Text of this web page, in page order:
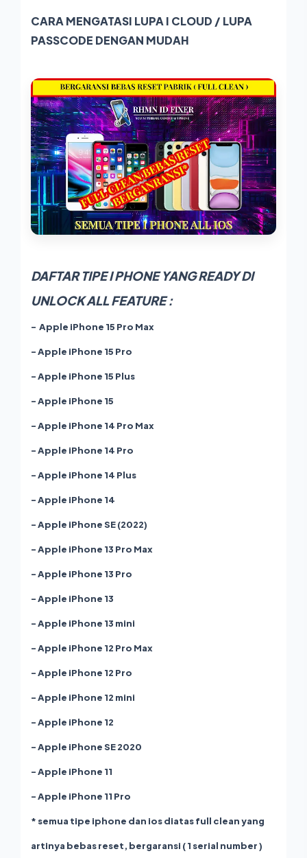
CARA MENGATASI LUPA I CLOUD / LUPA
PASSCODE DENGAN MUDAH
DAFTAR TIPE I PHONE YANG READY DI
UNLOCK ALL FEATURE :
- Apple iPhone 15 Pro Max
- Apple iPhone 15 Pro
- Apple iPhone 15 Plus
- Apple iPhone 15
- Apple iPhone 14 Pro Max
- Apple iPhone 14 Pro
- Apple iPhone 14 Plus
- Apple iPhone 14
- Apple iPhone SE (2022)
- Apple iPhone 13 Pro Max
- Apple iPhone 13 Pro
- Apple iPhone 13
- Apple iPhone 13 mini
- Apple iPhone 12 Pro Max
- Apple iPhone 12 Pro
- Apple iPhone 12 mini
- Apple iPhone 12
- Apple iPhone SE 2020
- Apple iPhone 11
- Apple iPhone 11 Pro
* semua tipe iphone dan ios diatas full clean yang
artinya bebas reset, bergaransi ( 1 serial number )